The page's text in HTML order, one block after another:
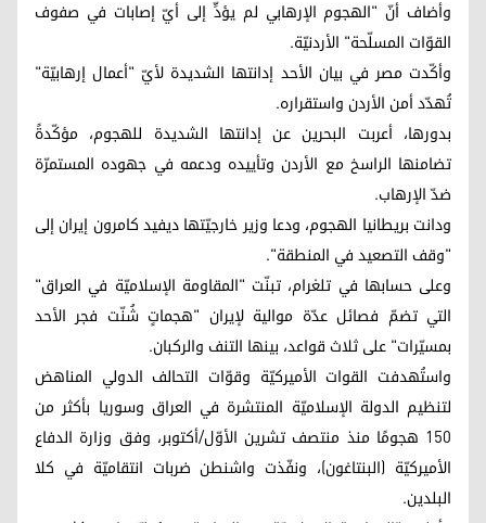
وأضاف أنّ "الهجوم الإرهابي لم يؤدِّ إلى أيّ إصابات في صفوف
القوّات المسلّحة" الأردنيّة.
وأكّدت مصر في بيان الأحد إدانتها الشديدة لأيّ "أعمال إرهابيّة"
تُهدّد أمن الأردن واستقراره.
بدورها، أعربت البحرين عن إدانتها الشديدة للهجوم، مؤكّدةً
تضامنها الراسخ مع الأردن وتأييده ودعمه في جهوده المستمرّة
ضدّ الإرهاب.
ودانت بريطانيا الهجوم، ودعا وزير خارجيّتها ديفيد كامرون إيران إلى
"وقف التصعيد في المنطقة".
وعلى حسابها في تلغرام، تبنّت "المقاومة الإسلاميّة في العراق"
التي تضمّ فصائل عدّة موالية لإيران "هجماتٍ شُنّت فجر الأحد
بمسيّرات" على ثلاث قواعد، بينها التنف والركبان.
واستُهدفت القوات الأميركيّة وقوّات التحالف الدولي المناهض
لتنظيم الدولة الإسلاميّة المنتشرة في العراق وسوريا بأكثر من
150 هجومًا منذ منتصف تشرين الأوّل/أكتوبر، وفق وزارة الدفاع
الأميركيّة (البنتاغون)، ونفّذت واشنطن ضربات انتقاميّة في كلا
البلدين.